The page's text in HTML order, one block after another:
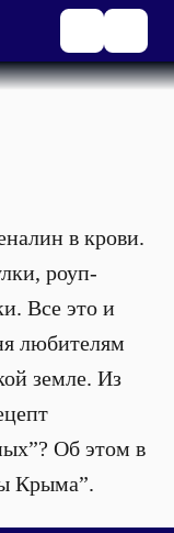
в крови.
роуп-
Все это и
любителям
земле. Из
Об этом в
Крыма”.